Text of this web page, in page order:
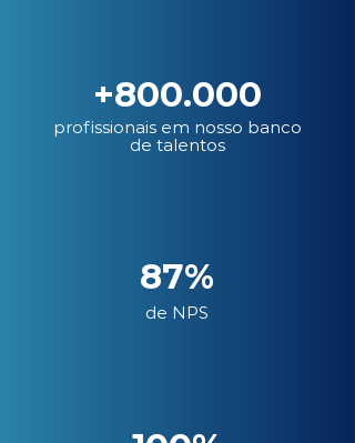
+800.000
profissionais em nosso banco
de talentos
87%
de NPS